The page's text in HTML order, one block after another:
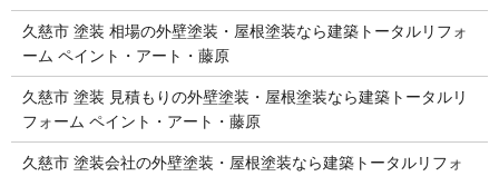
久慈市 塗装 相場の外壁塗装・屋根塗装なら建築トータルリフォ
ーム ペイント・アート・藤原
久慈市 塗装 見積もりの外壁塗装・屋根塗装なら建築トータルリ
フォーム ペイント・アート・藤原
久慈市 塗装会社の外壁塗装・屋根塗装なら建築トータルリフォ